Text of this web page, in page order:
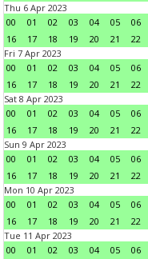
Thu 6 Apr 2023
00
01 02 03 04 05 06
16
17 18 19 20 21 22
Fri 7 Apr 2023
00
01 02 03 04 05 06
16
17 18 19 20 21 22
Sat 8 Apr 2023
00
01 02 03 04 05 06
16
17 18 19 20 21 22
Sun 9 Apr 2023
00
01 02 03 04 05 06
16
17 18 19 20 21 22
Mon 10 Apr 2023
00
01 02 03 04 05 06
16
17 18 19 20 21 22
Tue 11 Apr 2023
00
01 02 03 04 05 06